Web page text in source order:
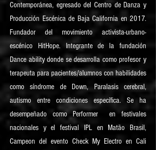
Contemporánea, egresado del Centro de Danza y
Producción Escénica de Baja California en 2017.
Fundador del movimiento activista-urbano-
escénico HitHope. Integrante de la fundación
Dance ability donde se desarrolla como profesor y
terapeuta para pacientes/alumnos con habilidades
como síndrome de Down, Paralasis cerebral,
autismo entre condiciones específica. Se ha
desempeñado como Performer en festivales
nacionales y el festival IPL en Matão Brasil,
Campeon del evento Check My Electro en Cali